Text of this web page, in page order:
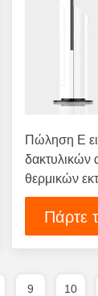
Πώληση Ε
θερμικών
πληρωμής
Πάρτε
9 10